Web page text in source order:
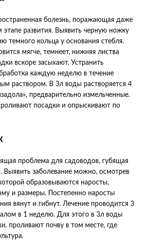
болезнь, поражающая даже
этапе развития. Выявить черную ножку
темного кольца у основания стебля.
мягче, темнеет, нижняя листва
вскоре засыхают. Устранить
каждую неделю в течение
раствором. В 3л воды растворяется 4
», предварительно измельченные.
посадки и опрыскивают по
проблема для садоводов, губящая
. Выявить заболевание можно, осмотрев
образовываются наросты,
и размеры. Постепенно наросты
вянут и гибнут. Лечение проводится 3
в 1 неделю. Для этого в 3л воды
, проливают почву в том месте, где
.